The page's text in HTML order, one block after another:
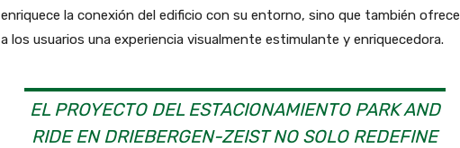
enriquece la conexión del edificio con su entorno, sino que también ofrece
a los usuarios una experiencia visualmente estimulante y enriquecedora.
EL PROYECTO DEL ESTACIONAMIENTO PARK AND
RIDE EN DRIEBERGEN-ZEIST NO SOLO REDEFINE